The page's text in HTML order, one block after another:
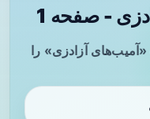
- صفحه 1
آزادزی» را